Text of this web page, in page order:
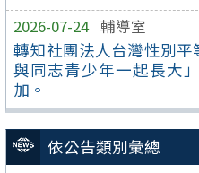
2026-07-24 輔導室
轉知社團法人台灣性別平
與同志青少年一起長大
加。
依公告類別彙總